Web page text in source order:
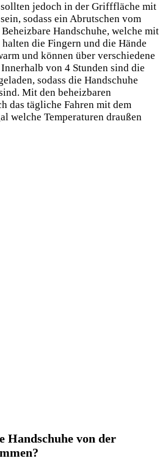
sollten jedoch in der Grifffläche mit
sodass ein Abrutschen vom
Handschuhe, welche mit
die Fingern und die Hände
und können über verschiedene
von 4 Stunden sind die
sodass die Handschuhe
Mit den beheizbaren
das tägliche Fahren mit dem
welche Temperaturen draußen
Handschuhe von der